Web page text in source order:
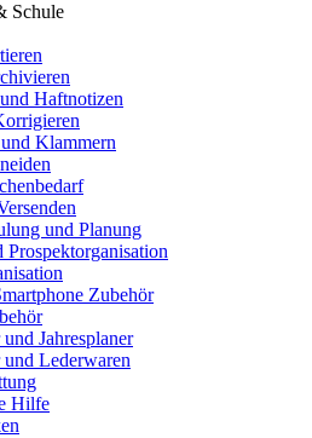
Schule
Haftnotizen
Klammern
und Planung
Prospektorganisation
Zubehör
Jahresplaner
Lederwaren
Hilfe